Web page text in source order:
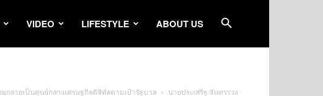
VIDEO LIFESTYLE ABOUT US
กลายเป็นศูนย์กลางเศรษฐกิจดิจิทัลตามเป้ารัฐบาล
นายประเสริฐ จันทรรวง